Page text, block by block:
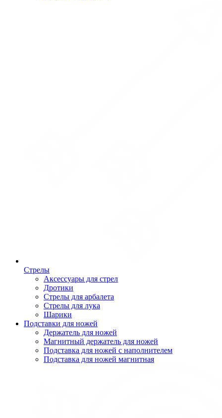
Стрелы
Аксессуары для стрел
Дротики
Стрелы для арбалета
Стрелы для лука
Шарики
Подставки для ножей
Держатель для ножей
Магнитный держатель для ножей
Подставка для ножей с наполнителем
Подставка для ножей магнитная